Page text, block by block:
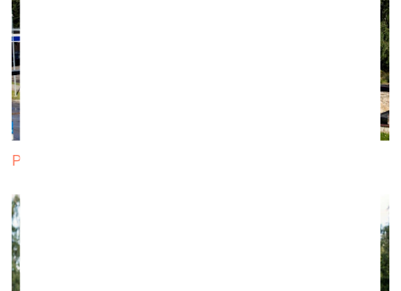
Pa labi Zane Onckule